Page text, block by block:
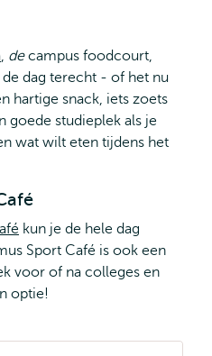
, decampus foodcourt,
dag terecht - of het nu
hartige snack, iets zoets
goede studieplek als je
wat wilt eten tijdens het
kun je de hele dag
Sport Café is ook een
voor of na colleges en
optie!